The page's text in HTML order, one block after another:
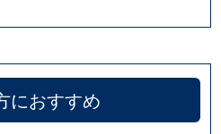
におすすめ